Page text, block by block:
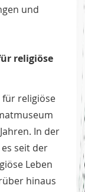
und
religiöse
für religiöse
In der
seit der
Leben
hinaus